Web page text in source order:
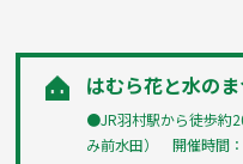
はむら花と水のま
●JR羽村駅から徒歩約
み前水田） 開催時間